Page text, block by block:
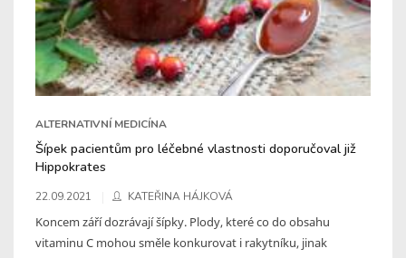
ALTERNATIVNÍ MEDICÍNA
Šípek pacientům pro léčebné vlastnosti doporučoval již
Hippokrates
22.09.2021 KATEŘINA HÁJKOVÁ
Koncem září dozrávají šípky. Plody, které co do obsahu
vitaminu C mohou směle konkurovat i rakytníku, jinak